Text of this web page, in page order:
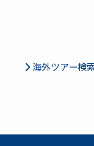
海外ツアー検